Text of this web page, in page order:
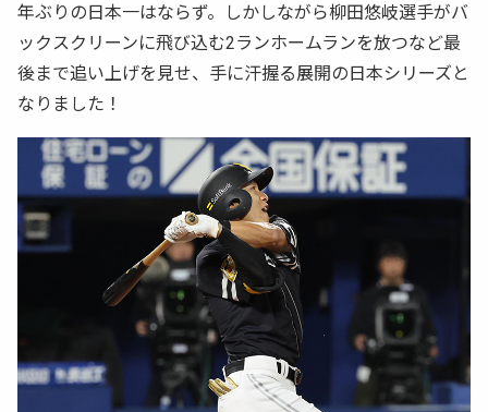
年ぶりの日本一はならず。しかしながら柳田悠岐選手がバ
ックスクリーンに飛び込む2ランホームランを放つなど最
後まで追い上げを見せ、手に汗握る展開の日本シリーズと
なりました！